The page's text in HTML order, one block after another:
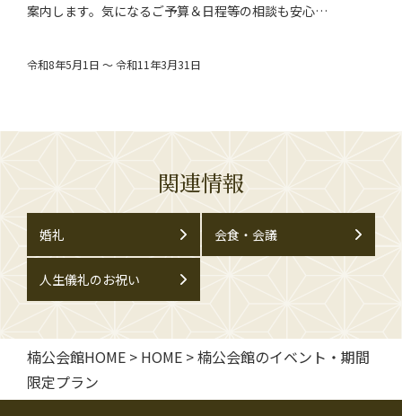
案内します。気になるご予算＆日程等の相談も安心…
令和8年5月1日 ～ 令和11年3月31日
関連情報
婚礼 会食・会議
人生儀礼のお祝い
楠公会館HOME > HOME >楠公会館のイベント・期間
限定プラン